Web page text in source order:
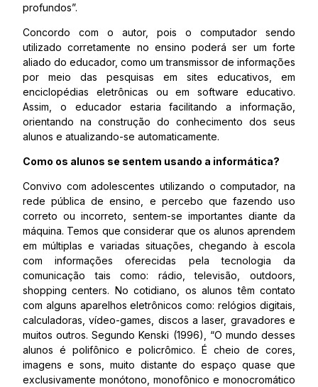
profundos”.
Concordo com o autor, pois o computador sendo
utilizado corretamente no ensino poderá ser um forte
aliado do educador, como um transmissor de informações
por meio das pesquisas em sites educativos, em
enciclopédias eletrônicas ou em software educativo.
Assim, o educador estaria facilitando a informação,
orientando na construção do conhecimento dos seus
alunos e atualizando-se automaticamente.
Como os alunos se sentem usando a informática?
Convivo com adolescentes utilizando o computador, na
rede pública de ensino, e percebo que fazendo uso
correto ou incorreto, sentem-se importantes diante da
máquina. Temos que considerar que os alunos aprendem
em múltiplas e variadas situações, chegando à escola
com informações oferecidas pela tecnologia da
comunicação tais como: rádio, televisão, outdoors,
shopping centers. No cotidiano, os alunos têm contato
com alguns aparelhos eletrônicos como: relógios digitais,
calculadoras, vídeo-games, discos a laser, gravadores e
muitos outros. Segundo Kenski (1996), “O mundo desses
alunos é polifônico e policrômico. É cheio de cores,
imagens e sons, muito distante do espaço quase que
exclusivamente monótono, monofônico e monocromático